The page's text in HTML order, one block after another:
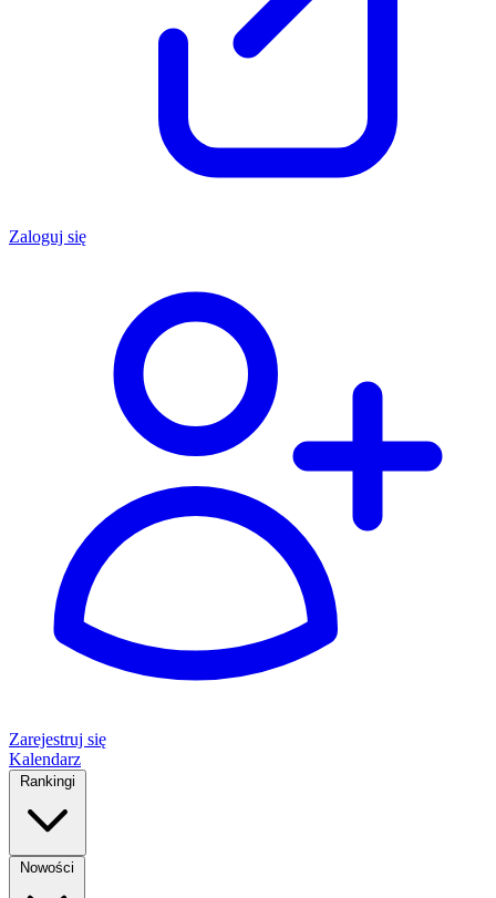
Zaloguj się
Zarejestruj się
Kalendarz
Rankingi
Nowości